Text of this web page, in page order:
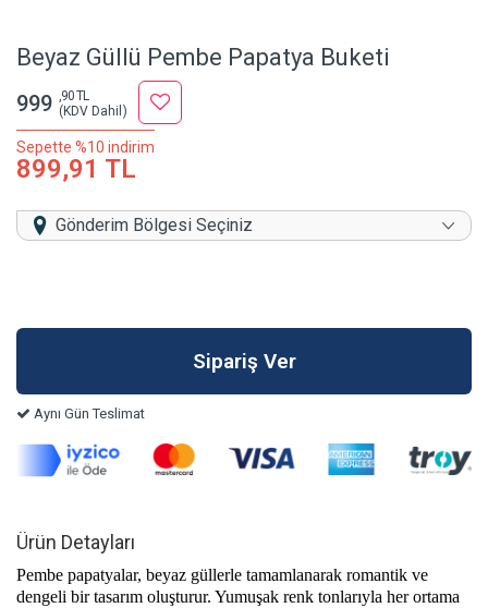
Beyaz Güllü Pembe Papatya Buketi
999 ,90 TL
(KDV Dahil)
Sepette %10 indirim
899,91 TL
Gönderim Bölgesi Seçiniz
Aynı Gün Teslimat
Ürün Detayları
Pembe papatyalar, beyaz güllerle tamamlanarak romantik ve
dengeli bir tasarım oluşturur. Yumuşak renk tonlarıyla her ortama